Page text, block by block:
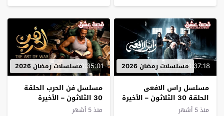
00:37:18مسلسلات رمضان 2026
مسلسل راس الافعى
الحلقة 30 الثلاثون – الأخيرة
منذ 5 أشهر
00:35:01مسلسلات رمضان 2026
مسلسل فن الحرب الحلقة
30 الثلاثون – الأخيرة
منذ 5 أشهر